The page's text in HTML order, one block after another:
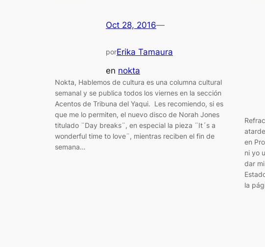
Oct 28, 2016—
porErika Tamaura
en nokta
Nokta, Hablemos de cultura es una columna cultural
semanal y se publica todos los viernes en la sección
Acentos de Tribuna del Yaqui. Les recomiendo, si es
que me lo permiten, el nuevo disco de Norah Jones
titulado ¨Day breaks¨, en especial la pieza ¨It´s a
wonderful time to love¨, mientras reciben el fin de
semana…
en
ni yo
dar
la